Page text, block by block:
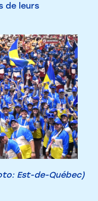
de leurs
Est-de-Québec)